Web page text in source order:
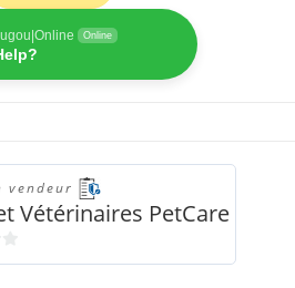
Online
vendeur
Vétérinaires PetCare